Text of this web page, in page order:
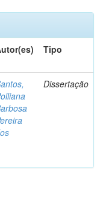
Tipo
Dissertação